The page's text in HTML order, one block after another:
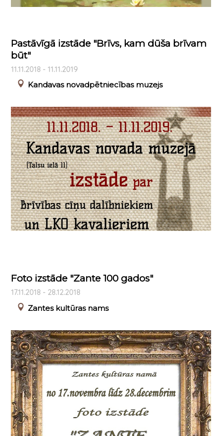
Pastāvīgā izstāde "Brīvs, kam dūša brīvam
būt"
11.11.2018 - 11.11.2019
Kandavas novadpētniecības muzejs
Foto izstāde "Zante 100 gados"
17.11.2018 - 28.12.2018
Zantes kultūras nams